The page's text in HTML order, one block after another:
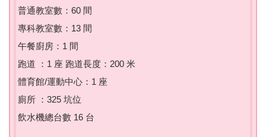
普通教室數：60 間
專科教室數：13 間
午餐廚房：1 間
跑道 ：1 座 跑道長度：200 米
體育館/運動中心：1 座
廁所 ：325 坑位
飲水機總台數 16 台